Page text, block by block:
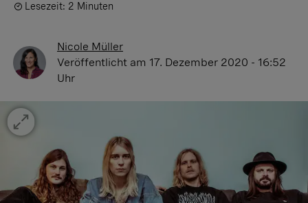
Lesezeit: 2 Minuten
Nicole Müller
Veröffentlicht am 17. Dezember 2020 - 16:52
Uhr